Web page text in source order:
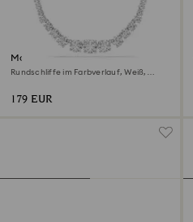
Matrix Halskette
Rundschliffe im Farbverlauf, Weiß,
179 EUR